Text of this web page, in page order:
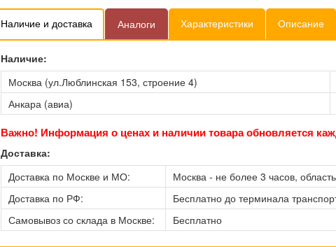
Наличие и доставка Аналоги Характеристики Описание
Наличие:
Москва (ул.Люблинская 153, строение 4)
Анкара (авиа)
Важно! Информация о ценах и наличии товара обновляется
Доставка:
Доставка по Москве и МО:
Москва - не более 3 часов,
Доставка по РФ:
Бесплатно до терминала
Самовывоз со склада в Москве:
Бесплатно